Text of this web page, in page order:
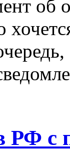
об
РФ с